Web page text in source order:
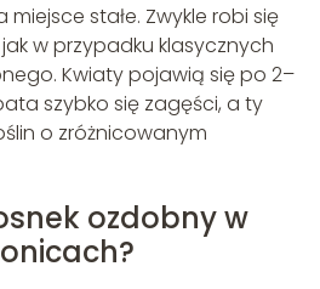
stałe. Zwykle robi się
w przypadku klasycznych
Kwiaty pojawią się po 2–
szybko się zagęści, a ty
o zróżnicowanym
ozdobny w